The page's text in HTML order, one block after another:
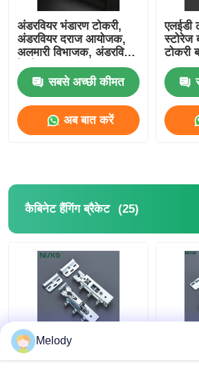
अंडरवियर भंडारण टोकरी,
अंडरवियर दराज आयोजक,
अलमारी विभाजक, अंडरवियर
के लिए भंडारण बॉक्स
सबसे अच्छी कीमत
अब बात करें
एलईडी
स्टोरेज
टोकरी
कैबिनेट हैंगिंग ब्रैकेट (25)
रसोई कैबिनेट हैंगिंग ब्रैकेट
अदृश्य कैबिनेट सस्पेंशन हैंगर
Melody